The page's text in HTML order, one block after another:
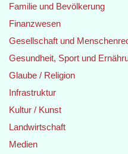
Familie und Bevölkerung
Finanzwesen
Gesellschaft und
Gesundheit, Sport und
Glaube / Religion
Infrastruktur
Kultur / Kunst
Landwirtschaft
Medien